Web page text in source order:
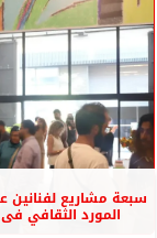
سبعة مشاريع
المورد الثقافي